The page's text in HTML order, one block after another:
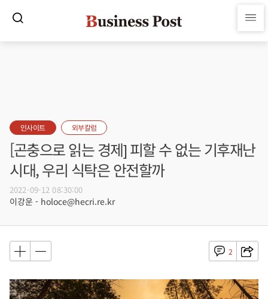
인사이트 외부칼럼
[곤충으로 읽는 경제] 피할 수 없는 기후재난
시대, 우리 식탁은 안전할까
2022-09-12 08:30:00
이강운 - holoce@hecri.re.kr
2